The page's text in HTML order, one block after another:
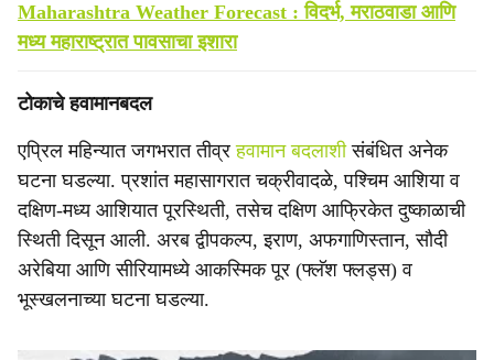
Maharashtra Weather Forecast : विदर्भ, मराठवाडा आणि
मध्य महाराष्ट्रात पावसाचा इशारा
टोकाचे हवामानबदल
एप्रिल महिन्यात जगभरात तीव्रहवामान बदलाशीसंबंधित अनेक
घटना घडल्या. प्रशांत महासागरात चक्रीवादळे, पश्चिम आशिया व
दक्षिण-मध्य आशियात पूरस्थिती, तसेच दक्षिण आफ्रिकेत दुष्काळाची
स्थिती दिसून आली. अरब द्वीपकल्प, इराण, अफगाणिस्तान, सौदी
अरेबिया आणि सीरियामध्ये आकस्मिक पूर (फ्लॅश फ्लड्स) व
भूस्खलनाच्या घटना घडल्या.